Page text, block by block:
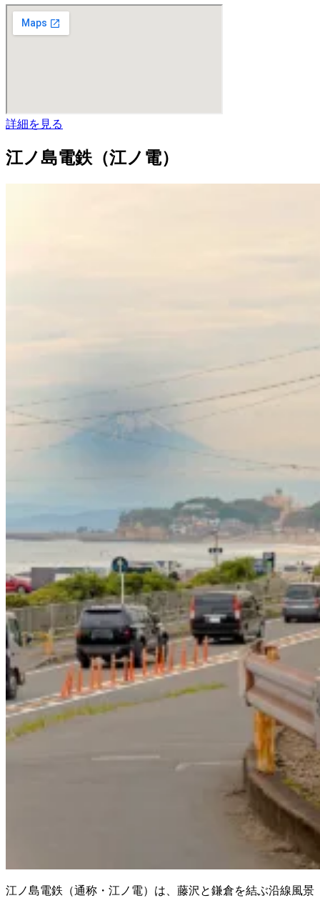
詳細を見る
江ノ島電鉄（江ノ電）
江ノ島電鉄（通称・江ノ電）は、藤沢と鎌倉を結ぶ沿線風景